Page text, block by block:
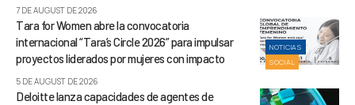
7 DE AUGUST DE 2026
NOTICIAS
SOCIAL
Tara for Women abre la convocatoria
internacional “Tara’s Circle 2026” para impulsar
proyectos liderados por mujeres con impacto
5 DE AUGUST DE 2026
Deloitte lanza capacidades de agentes de